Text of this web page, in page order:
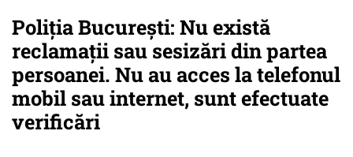
Poliția București: Nu există
reclamații sau sesizări din partea
persoanei. Nu au acces la telefonul
mobil sau internet, sunt efectuate
verificări